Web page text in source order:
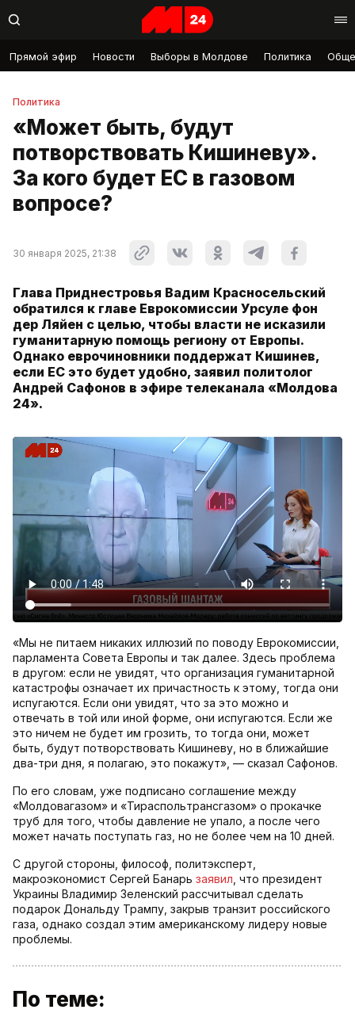
Прямой эфир Новости Выборы в Молдове Политика
Политика
«Может быть, будут
потворствовать Кишиневу».
За кого будет ЕС в газовом
вопросе?
30 января 2025, 21:38
Глава Приднестровья Вадим Красносельский
обратился к главе Еврокомиссии Урсуле фон
дер Ляйен с целью, чтобы власти не исказили
гуманитарную помощь региону от Европы.
Однако еврочиновники поддержат Кишинев,
если ЕС это будет удобно, заявил политолог
Андрей Сафонов в эфире телеканала «Молдова
24».
«Мы не питаем никаких иллюзий по поводу Еврокомиссии,
парламента Совета Европы и так далее. Здесь проблема
в другом: если не увидят, что организация гуманитарной
катастрофы означает их причастность к этому, тогда они
испугаются. Если они увидят, что за это можно и
отвечать в той или иной форме, они испугаются. Если же
это ничем не будет им грозить, то тогда они, может
быть, будут потворствовать Кишиневу, но в ближайшие
два-три дня, я полагаю, это покажут», — сказал Сафонов.
По его словам, уже подписано соглашение между
«Молдовагазом» и «Тираспольтрансгазом» о прокачке
труб для того, чтобы давление не упало, а после чего
может начать поступать газ, но не более чем на 10 дней.
С другой стороны, философ, политэксперт,
макроэкономист Сергей Банарь заявил , что президент
Украины Владимир Зеленский рассчитывал сделать
подарок Дональду Трампу, закрыв транзит российского
газа, однако создал этим американскому лидеру новые
проблемы.
По теме: